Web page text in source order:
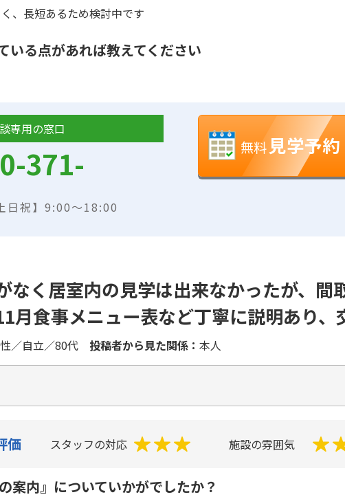
、長短あるため検討中です
いる点があれば教えてください
専用の窓口
371-
日祝】9:00～18:00
無料 見学予約
なく居室内の見学は出来なかったが、間
月食事メニュー表など丁寧に説明あり、
／自立／80代 投稿者から見た関係： 本人
価 スタッフの対応 施設の雰囲気
案内』についていかがでしたか？